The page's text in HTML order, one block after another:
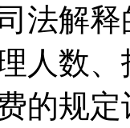
法解
人数
的规